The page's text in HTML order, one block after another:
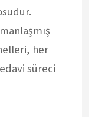
her
süreci